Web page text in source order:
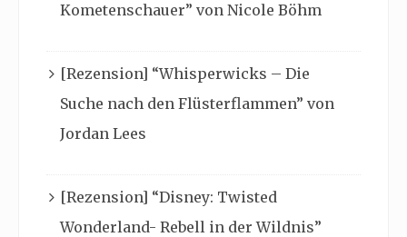
Kometenschauer” von Nicole Böhm
[Rezension] “Whisperwicks – Die
Suche nach den Flüsterflammen” von
Jordan Lees
[Rezension] “Disney: Twisted
Wonderland- Rebell in der Wildnis”